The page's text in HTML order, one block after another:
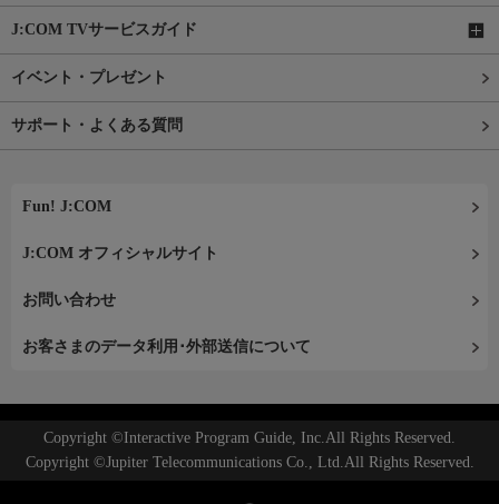
J:COM TVサービスガイド
イベント・プレゼント
サポート・よくある質問
Fun! J:COM
J:COM オフィシャルサイト
お問い合わせ
お客さまのデータ利用･外部送信について
Copyright ©Interactive Program Guide, Inc.All Rights Reserved.
Copyright ©Jupiter Telecommunications Co., Ltd.All Rights Reserved.